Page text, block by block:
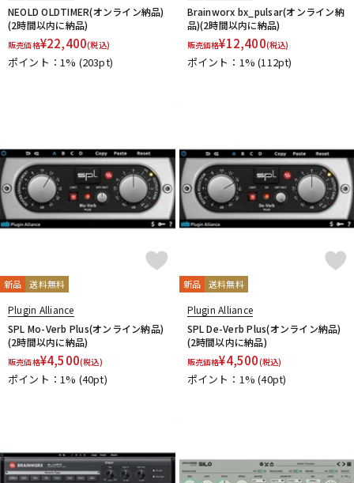
DJ機器 DTM
配信/ライブ機器 楽器アクセサリ
中古 ヴィンテージ
NEOLD OLDTIMER(オンライン納品)
(2時間以内に納品)
販売価格¥22,400(税込)
ポイント：1% (203pt)
Brainworx bx_pulsar(オンライン納
品)(2時間以内に納品)
販売価格¥12,400(税込)
ポイント：1%(112pt)
新品 送料無料
Plugin Alliance
SPL Mo-Verb Plus(オンライン納品)
(2時間以内に納品)
販売価格¥4,500(税込)
ポイント：1% (40pt)
新品 送料無料
Plugin Alliance
SPL De-Verb Plus(オンライン納品)
(2時間以内に納品)
販売価格¥4,500(税込)
ポイント：1%(40pt)